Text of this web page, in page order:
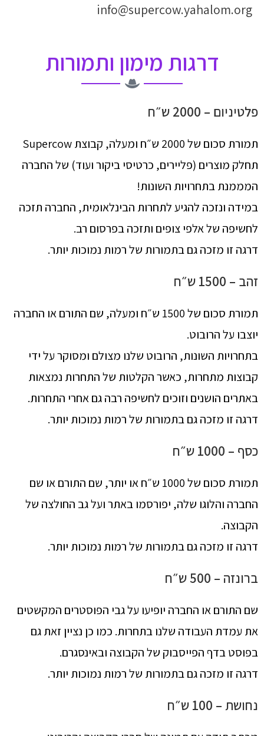
info@supercow.yahalom.org
דרגות מימון ותמורות
פלטיניום – 2000 ש״ח
תמורת סכום של 2000 ש״ח ומעלה, קבוצת Supercow
תחלק מוצרים (פליירים, כרטיסי ביקור ועוד) של החברה
המממנת בתחרויות השונות!
במידה ונזכה להגיע לתחרות הבינלאומית, החברה תזכה
לחשיפה של אלפי צופים ותזכה בפרסום רב.
דרגה זו מזכה גם בתמורות של רמות נמוכות יותר.
זהב – 1500 ש״ח
תמורת סכום של 1500 ש״ח ומעלה, שם התורם או החברה
יוצבו על הרובוט.
בתחרויות השונות, הרובוט שלנו מצולם ומסוקר על ידי
קבוצות מתחרות, כאשר הקלטות של התחרות נמצאות
באתרים הושנים וזוכים לחשיפה רבה גם אחרי התחרות.
דרגה זו מזכה גם בתמורות של רמות נמוכות יותר.
כסף – 1000 ש״ח
תמורת סכום של 1000 ש״ח או יותר, שם התורם או שם
החברה והלוגו שלה, יפורסמו באתר ועל גב החולצה של
הקבוצה.
דרגה זו מזכה גם בתמורות של רמות נמוכות יותר.
ברונזה – 500 ש״ח
שם התורם או החברה יופיעו על גבי הפוסטרים המקשטים
את עמדת העבודה שלנו בתחרות. כמו כן נציין זאת גם
בפוסט בדף הפייסבוק של הקבוצה ובאינסגרם.
דרגה זו מזכה גם בתמורות של רמות נמוכות יותר.
נחושת – 100 ש״ח